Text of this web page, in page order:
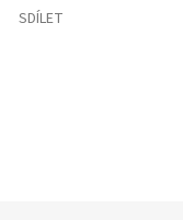
SDÍLET